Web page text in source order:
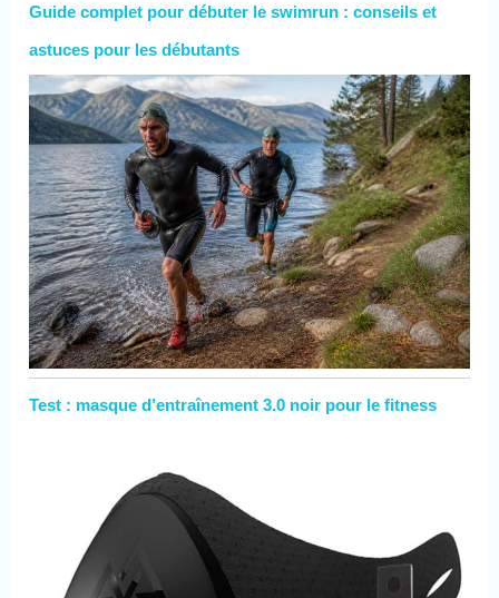
Guide complet pour débuter le swimrun : conseils et
astuces pour les débutants
Test : masque d’entraînement 3.0 noir pour le fitness